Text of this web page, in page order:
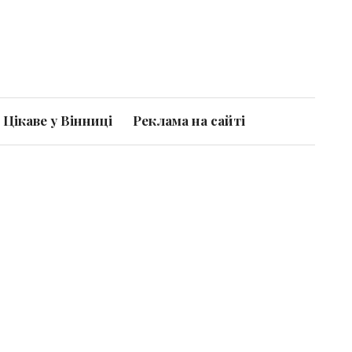
Цікаве у Вінниці Реклама на сайті